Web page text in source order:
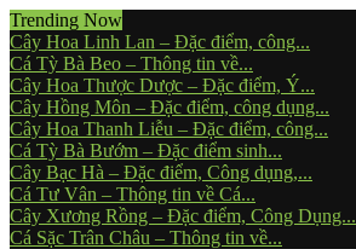
Trending Now
Cây Hoa Linh Lan – Đặc điểm, công...
Cá Tỳ Bà Beo – Thông tin về...
Cây Hoa Thược Dược – Đặc điểm, Ý...
Cây Hồng Môn – Đặc điểm, công dụng...
Cây Hoa Thanh Liễu – Đặc điểm, công...
Cá Tỳ Bà Bướm – Đặc điểm sinh...
Cây Bạc Hà – Đặc điểm, Công dụng,...
Cá Tư Vân – Thông tin về Cá...
Cây Xương Rồng – Đặc điểm, Công Dụng...
Cá Sặc Trân Châu – Thông tin về...